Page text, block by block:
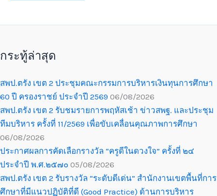
กระทู้ล่าสุด
สพป.ตรัง เขต 2 ประชุมคณะกรรมการบริหารเงินทุนการศึกษา
60 ปี ครองราชย์ ประจำปี 2569 06/08/2026
สพป.ตรัง เขต 2 รับชมรายการพฤหัสเช้า ข่าวสพฐ. และประชุม
ทีมบริหาร ครั้งที่ 11/2569 เพื่อขับเคลื่อนคุณภาพการศึกษา
06/08/2026
ประกาศผลการคัดเลือกรางวัล “ครูดีในดวงใจ” ครั้งที่ ๒๔
ประจำปี พ.ศ.๒๕๗๐ 05/08/2026
สพป.ตรัง เขต 2 รับรางวัล “ระดับดีเด่น” สำนักงานเขตพื้นที่การ
ศึกษาที่มีแนวปฏิบัติที่ดี (Good Practice) ด้านการบริหาร